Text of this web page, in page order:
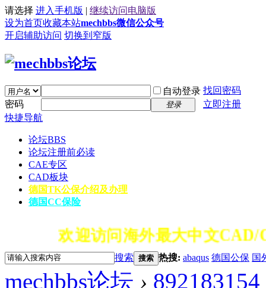
请选择 进入手机版 | 继续访问电脑版
设为首页收藏本站mechbbs微信公众号
开启辅助访问 切换到窄版
自动登录 找回密码
密码
登录
立即注册
快捷导航
论坛BBS
论坛注册前必读
CAE专区
CAD板块
德国TK公保介绍及办理
德国CC保险
欢迎访问海外最大中文CAD/
搜索 搜索 热搜: abaqus 德国公保 国
mechbbs论坛 › 892183154